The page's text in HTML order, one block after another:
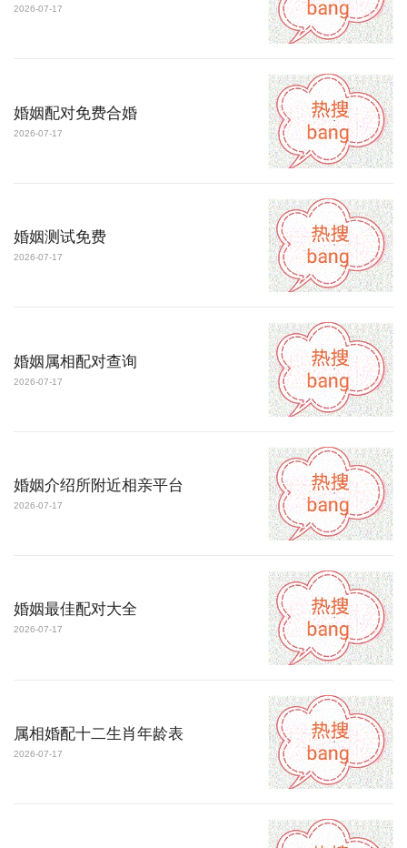
2026-07-17
婚姻配对免费合婚
2026-07-17
婚姻测试免费
2026-07-17
婚姻属相配对查询
2026-07-17
婚姻介绍所附近相亲平台
2026-07-17
婚姻最佳配对大全
2026-07-17
属相婚配十二生肖年龄表
2026-07-17